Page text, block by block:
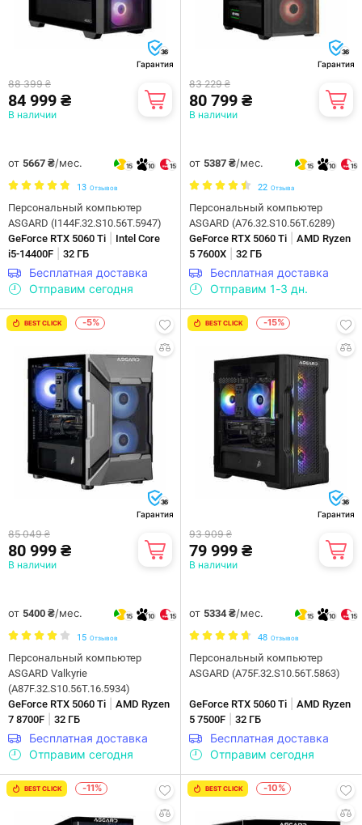
36
Гарантия
88 399 ₴
84 999 ₴
В наличии
от 5667 ₴/мес. 15 10 15
13 Отзывов
Персональный компьютер
ASGARD (I144F.32.S10.56T.5947)
GeForce RTX 5060 Ti
Intel Core
i5-14400F
32 ГБ
Бесплатная доставка
Отправим сегодня
36
Гарантия
83 229 ₴
80 799 ₴
В наличии
от 5387 ₴/мес. 15 10 15
22 Отзыва
Персональный компьютер
ASGARD (A76.32.S10.56T.6289)
GeForce RTX 5060 Ti
AMD Ryzen
5 7600X
32 ГБ
Бесплатная доставка
Отправим 1-3 дн.
BEST CLICK -5%
36
Гарантия
85 049 ₴
80 999 ₴
В наличии
от 5400 ₴/мес. 15 10 15
15 Отзывов
Персональный компьютер
ASGARD Valkyrie
(A87F.32.S10.56T.16.5934)
GeForce RTX 5060 Ti
AMD Ryzen
7 8700F
32 ГБ
Бесплатная доставка
Отправим сегодня
BEST CLICK -15%
36
Гарантия
93 909 ₴
79 999 ₴
В наличии
от 5334 ₴/мес. 15 10 15
48 Отзывов
Персональный компьютер
ASGARD (A75F.32.S10.56T.5863)
GeForce RTX 5060 Ti
AMD Ryzen
5 7500F
32 ГБ
Бесплатная доставка
Отправим сегодня
BEST CLICK -11% BEST CLICK -10%